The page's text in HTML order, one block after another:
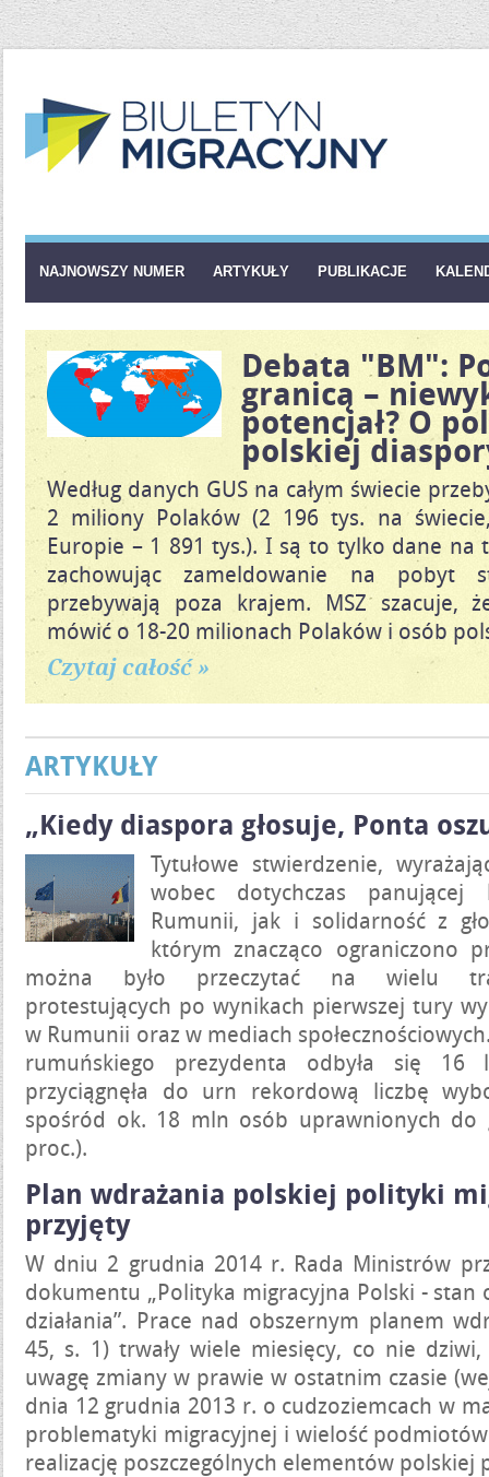
NAJNOWSZY NUMER ARTYKUŁY PUBLIKACJE
Debata "BM":
granicą –
potencjał? O
polskiej
Według danych GUS na całym świecie
2 miliony Polaków (2 196 tys. na
Europie – 1 891 tys.). I są to tylko dane na
zachowując zameldowanie na pobyt
przebywają poza krajem. MSZ szacuje,
mówić o 18-20 milionach Polaków i osób
Czytaj całość »
ARTYKUŁY
„Kiedy diaspora głosuje, Ponta
Tytułowe stwierdzenie,
wobec dotychczas
Rumunii, jak i solidarność z
którym znacząco ograniczono
można było przeczytać na wielu
protestujących po wynikach pierwszej tury
w Rumunii oraz w mediach
rumuńskiego prezydenta odbyła się
przyciągnęła do urn rekordową liczbę
spośród ok. 18 mln osób uprawnionych do
proc.).
Plan wdrażania polskiej polityki
przyjęty
W dniu 2 grudnia 2014 r. Rada Ministrów
dokumentu „Polityka migracyjna Polski -
działania”. Prace nad obszernym planem
45, s. 1) trwały wiele miesięcy, co nie
uwagę zmiany w prawie w ostatnim czasie
dnia 12 grudnia 2013 r. o cudzoziemcach w
problematyki migracyjnej i wielość
realizację poszczególnych elementów polskiej